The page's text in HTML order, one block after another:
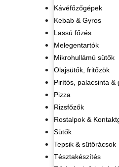
Kávéfőzőgépek
Kebab & Gyros
Lassú főzés
Melegentartók
Mikrohullámú sütők
Olajsütők, fritőzök
Pirítós, palacsinta &
Pizza
Rizsfőzők
Rostalpok &
Sütők
Tepsik & sütőrácsok
Tésztakészítés